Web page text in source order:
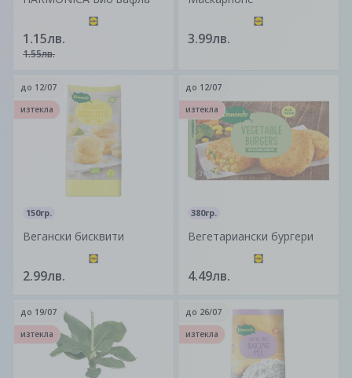
1.15лв.
1.55лв.
3.99лв.
150гр.
Вегански бисквити
2.99лв.
до 12/07
изтекла
380гр.
Вегетариански бургери
4.49лв.
до 12/07
изтекла
до 19/07
изтекла
до 26/07
изтекла